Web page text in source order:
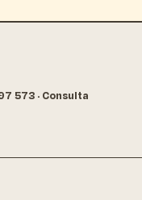
573 · Consulta